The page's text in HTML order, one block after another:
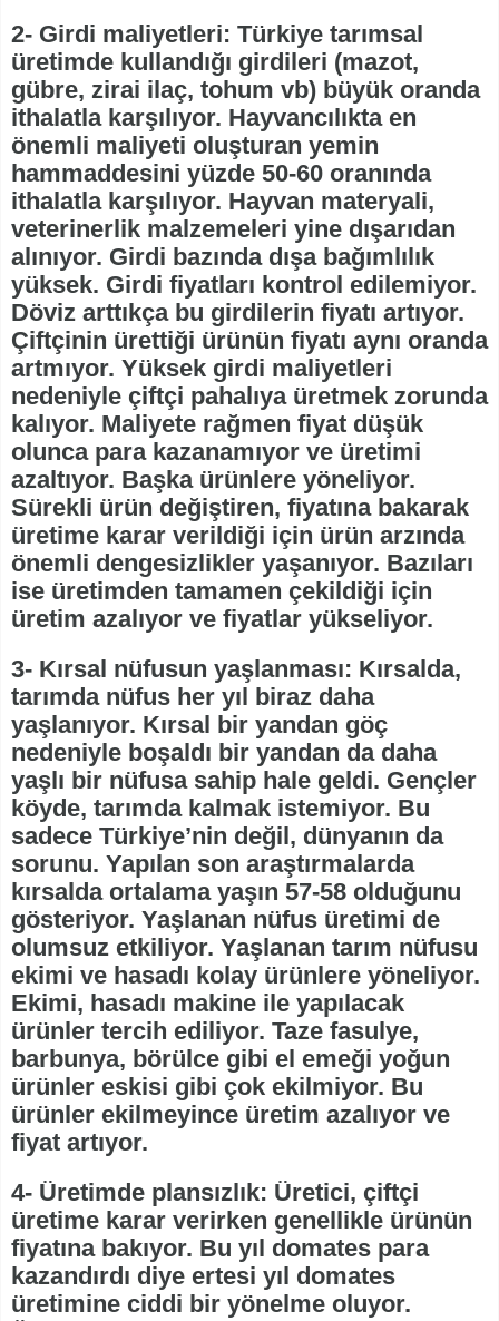
2- Girdi maliyetleri: Türkiye tarımsal
üretimde kullandığı girdileri (mazot,
gübre, zirai ilaç, tohum vb) büyük oranda
ithalatla karşılıyor. Hayvancılıkta en
önemli maliyeti oluşturan yemin
hammaddesini yüzde 50-60 oranında
ithalatla karşılıyor. Hayvan materyali,
veterinerlik malzemeleri yine dışarıdan
alınıyor. Girdi bazında dışa bağımlılık
yüksek. Girdi fiyatları kontrol edilemiyor.
Döviz arttıkça bu girdilerin fiyatı artıyor.
Çiftçinin ürettiği ürünün fiyatı aynı oranda
artmıyor. Yüksek girdi maliyetleri
nedeniyle çiftçi pahalıya üretmek zorunda
kalıyor. Maliyete rağmen fiyat düşük
olunca para kazanamıyor ve üretimi
azaltıyor. Başka ürünlere yöneliyor.
Sürekli ürün değiştiren, fiyatına bakarak
üretime karar verildiği için ürün arzında
önemli dengesizlikler yaşanıyor. Bazıları
ise üretimden tamamen çekildiği için
üretim azalıyor ve fiyatlar yükseliyor.
3- Kırsal nüfusun yaşlanması: Kırsalda,
tarımda nüfus her yıl biraz daha
yaşlanıyor. Kırsal bir yandan göç
nedeniyle boşaldı bir yandan da daha
yaşlı bir nüfusa sahip hale geldi. Gençler
köyde, tarımda kalmak istemiyor. Bu
sadece Türkiye’nin değil, dünyanın da
sorunu. Yapılan son araştırmalarda
kırsalda ortalama yaşın 57-58 olduğunu
gösteriyor. Yaşlanan nüfus üretimi de
olumsuz etkiliyor. Yaşlanan tarım nüfusu
ekimi ve hasadı kolay ürünlere yöneliyor.
Ekimi, hasadı makine ile yapılacak
ürünler tercih ediliyor. Taze fasulye,
barbunya, börülce gibi el emeği yoğun
ürünler eskisi gibi çok ekilmiyor. Bu
ürünler ekilmeyince üretim azalıyor ve
fiyat artıyor.
4- Üretimde plansızlık: Üretici, çiftçi
üretime karar verirken genellikle ürünün
fiyatına bakıyor. Bu yıl domates para
kazandırdı diye ertesi yıl domates
üretimine ciddi bir yönelme oluyor.